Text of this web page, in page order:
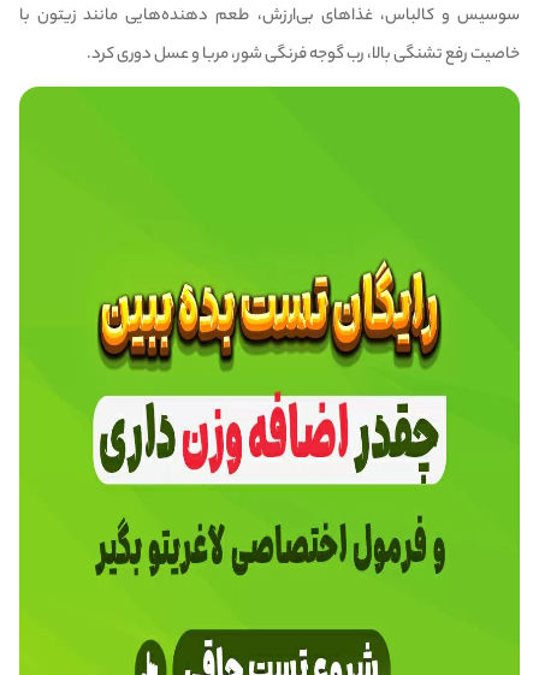
سوسیس و کالباس، غذا‌های بی‌ارزش، طعم دهنده‌هایی مانند زیتون با
خاصیت رفع تشنگی بالا، رب گوجه فرنگی شور، مربا و عسل دوری کرد.